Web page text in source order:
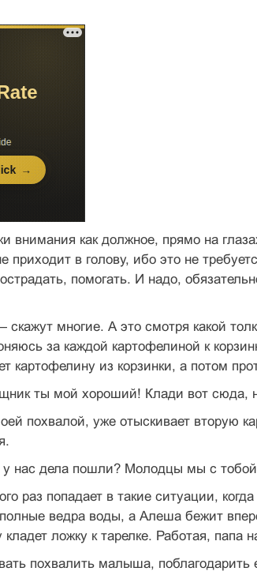
внимания как должное, прямо на
приходит в голову, ибо это не
помогать. И надо,
скажут многие. А это смотря какой
за каждой картофелиной к
картофелину из корзинки, а потом
ты мой хороший! Клади вот сюда,
похвалой, уже отыскивает вторую
нас дела пошли? Молодцы мы с
раз попадает в такие ситуации,
полные ведра воды, а Алеша бежит
ложку к тарелке. Работая,
похвалить малыша,